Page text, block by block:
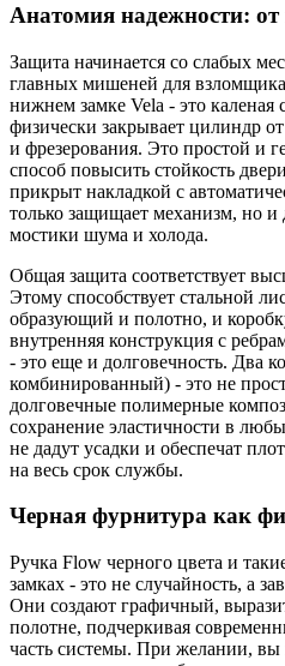
Анатомия надежности:
Защита начинается со слабых
главных мишеней для
нижнем замке Vela - это каленая
физически закрывает цилиндр
и фрезерования. Это простой и
способ повысить стойкость
прикрыт накладкой с
только защищает механизм, но и
мостики шума и холода.
Общая защита соответствует
Этому способствует стальной
образующий и полотно, и
внутренняя конструкция с
- это еще и долговечность. Два
комбинированный) - это не
долговечные полимерные
сохранение эластичности в
не дадут усадки и обеспечат
на весь срок службы.
Черная фурнитура как
Ручка Flow черного цвета и
замках - это не случайность, а
Они создают графичный,
полотне, подчеркивая
часть системы. При желании, вы